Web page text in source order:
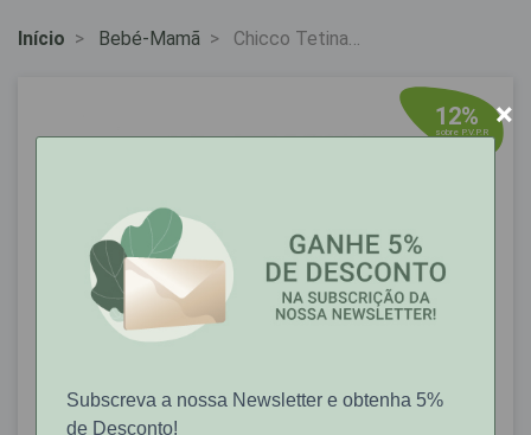
Início Bebé-Mamã
12%
sobre P.V.P.R ×